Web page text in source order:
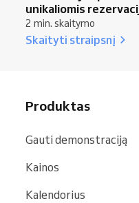
unikaliomis
2 min. skaitymo
Skaityti straipsnį
Produktas
Gauti demonstraciją
Kainos
Kalendorius